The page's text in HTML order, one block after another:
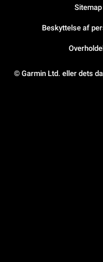
© Garmin Ltd. eller dets
Sitemap
Beskyttelse af